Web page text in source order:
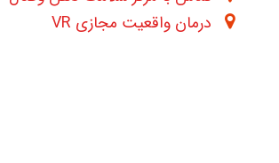
درمان واقعیت مجازی VR